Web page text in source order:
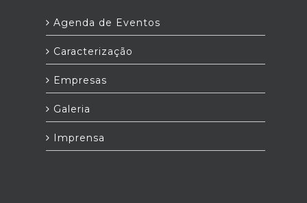
Agenda de Eventos
Caracterização
Empresas
Galeria
Imprensa